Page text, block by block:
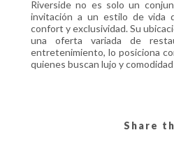
Riverside no es solo un
invitación a un estilo de vida
confort y exclusividad. Su
una oferta variada de
entretenimiento, lo posiciona
quienes buscan lujo y
Share